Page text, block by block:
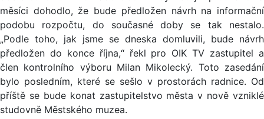
měsíci dohodlo, že bude předložen návrh na informační
podobu rozpočtu, do současné doby se tak nestalo.
„Podle toho, jak jsme se dneska domluvili, bude návrh
předložen do konce října,“ řekl pro OIK TV zastupitel a
člen kontrolního výboru Milan Mikolecký. Toto zasedání
bylo posledním, které se sešlo v prostorách radnice. Od
příště se bude konat zastupitelstvo města v nově vzniklé
studovně Městského muzea.